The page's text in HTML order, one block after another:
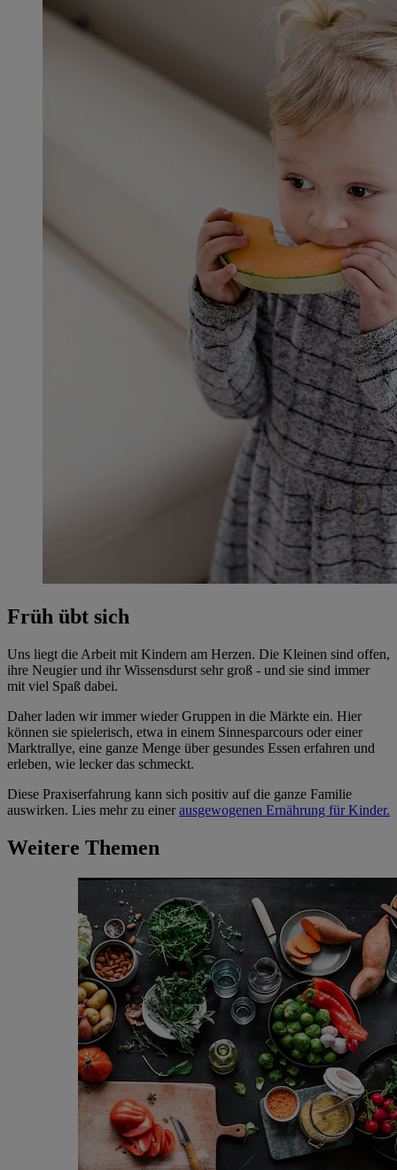
Früh übt sich
Uns liegt die Arbeit mit Kindern am Herzen. Die Kleinen sind offen,
ihre Neugier und ihr Wissensdurst sehr groß - und sie sind immer
mit viel Spaß dabei.
Daher laden wir immer wieder Gruppen in die Märkte ein. Hier
können sie spielerisch, etwa in einem Sinnesparcours oder einer
Marktrallye, eine ganze Menge über gesundes Essen erfahren und
erleben, wie lecker das schmeckt.
Diese Praxiserfahrung kann sich positiv auf die ganze Familie
auswirken. Lies mehr zu einer ausgewogenen Ernährung für Kinder.
Weitere Themen